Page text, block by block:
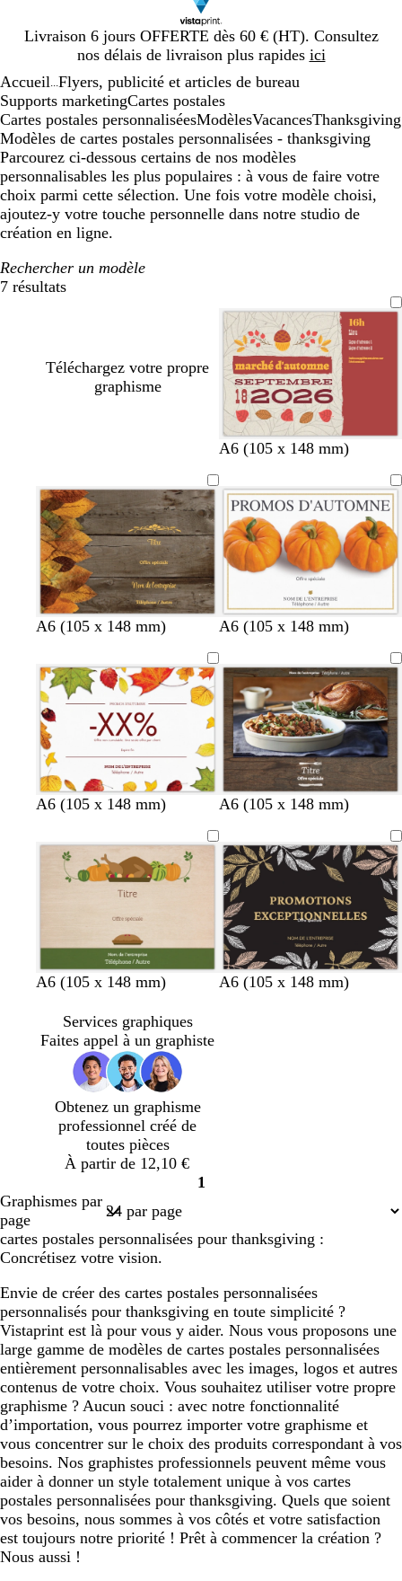
Livraison 6 jours OFFERTE dès 60 € (HT). Consultez
nos délais de livraison plus rapides ici
Diapositive
1
Accueil Flyers, publicité et articles de bureau
Supports marketingCartes postales
Cartes postales personnaliséesModèlesVacancesThanksgiving
Modèles de cartes postales personnalisées - thanksgiving
Parcourez ci-dessous certains de nos modèles
personnalisables les plus populaires : à vous de faire votre
choix parmi cette sélection. Une fois votre modèle choisi,
ajoutez-y votre touche personnelle dans notre studio de
création en ligne.
Rechercher un modèle
7 résultats
Filtres
Téléchargez votre propre
graphisme
A6 (105 x 148 mm)
A6 (105 x 148 mm) A6 (105 x 148 mm)
A6 (105 x 148 mm) A6 (105 x 148 mm)
A6 (105 x 148 mm)
n
b
g
A6 (105 x 148 mm)
Services graphiques
Faites appel à un graphiste
Obtenez un graphisme
professionnel créé de
toutes pièces
À partir de 12,10 €
Page
1
Graphismes par
page
cartes postales personnalisées pour thanksgiving :
Concrétisez votre vision.
Envie de créer des cartes postales personnalisées
personnalisés pour thanksgiving en toute simplicité ?
Vistaprint est là pour vous y aider. Nous vous proposons une
large gamme de modèles de cartes postales personnalisées
entièrement personnalisables avec les images, logos et autres
contenus de votre choix. Vous souhaitez utiliser votre propre
graphisme ? Aucun souci : avec notre fonctionnalité
d’importation, vous pourrez importer votre graphisme et
vous concentrer sur le choix des produits correspondant à vos
besoins. Nos graphistes professionnels peuvent même vous
aider à donner un style totalement unique à vos cartes
postales personnalisées pour thanksgiving. Quels que soient
vos besoins, nous sommes à vos côtés et votre satisfaction
est toujours notre priorité ! Prêt à commencer la création ?
Nous aussi !